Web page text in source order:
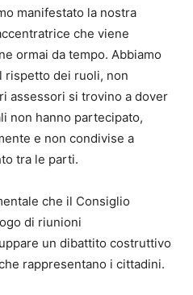
manifestato la nostra
che viene
ormai da tempo. Abbiamo
rispetto dei ruoli, non
assessori si trovino a dover
non hanno partecipato,
e non condivise a
tra le parti.
che il Consiglio
di riunioni
un dibattito costruttivo
rappresentano i cittadini.